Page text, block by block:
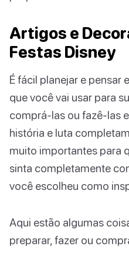
Artigos e
Festas Disney
É fácil planejar e pensar
que você vai usar para
comprá-las ou fazê-las
história e luta
muito importantes para
sinta completamente
você escolheu como
Aqui estão algumas
preparar, fazer ou